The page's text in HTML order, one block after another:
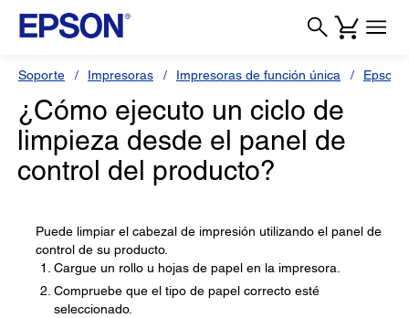
Soporte Impresoras Impresoras de función única Epson
¿Cómo ejecuto un ciclo de
limpieza desde el panel de
control del producto?
Puede limpiar el cabezal de impresión utilizando el panel de
control de su producto.
Cargue un rollo u hojas de papel en la impresora.
Compruebe que el tipo de papel correcto esté
seleccionado.